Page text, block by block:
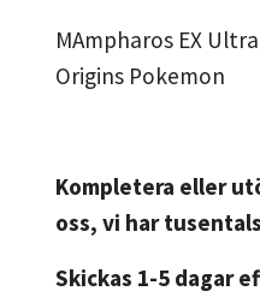
MAmpharos EX
Origins Pokemon
Kompletera eller
oss, vi har
Skickas 1-5 dagar